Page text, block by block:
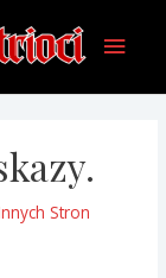
Main
Stron